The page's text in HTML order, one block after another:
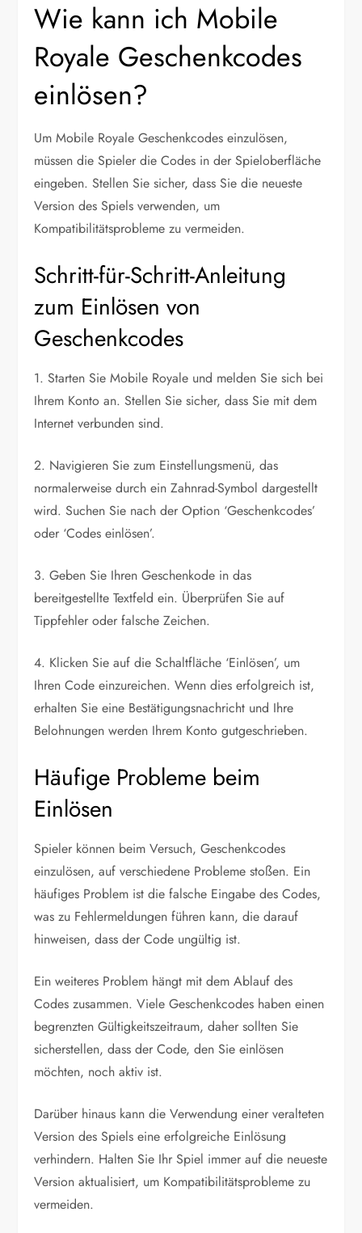
Wie kann ich Mobile
Royale Geschenkcodes
einlösen?
Um Mobile Royale Geschenkcodes einzulösen,
müssen die Spieler die Codes in der Spieloberfläche
eingeben. Stellen Sie sicher, dass Sie die neueste
Version des Spiels verwenden, um
Kompatibilitätsprobleme zu vermeiden.
Schritt-für-Schritt-Anleitung
zum Einlösen von
Geschenkcodes
1. Starten Sie Mobile Royale und melden Sie sich bei
Ihrem Konto an. Stellen Sie sicher, dass Sie mit dem
Internet verbunden sind.
2. Navigieren Sie zum Einstellungsmenü, das
normalerweise durch ein Zahnrad-Symbol dargestellt
wird. Suchen Sie nach der Option ‘Geschenkcodes’
oder ‘Codes einlösen’.
3. Geben Sie Ihren Geschenkode in das
bereitgestellte Textfeld ein. Überprüfen Sie auf
Tippfehler oder falsche Zeichen.
4. Klicken Sie auf die Schaltfläche ‘Einlösen’, um
Ihren Code einzureichen. Wenn dies erfolgreich ist,
erhalten Sie eine Bestätigungsnachricht und Ihre
Belohnungen werden Ihrem Konto gutgeschrieben.
Häufige Probleme beim
Einlösen
Spieler können beim Versuch, Geschenkcodes
einzulösen, auf verschiedene Probleme stoßen. Ein
häufiges Problem ist die falsche Eingabe des Codes,
was zu Fehlermeldungen führen kann, die darauf
hinweisen, dass der Code ungültig ist.
Ein weiteres Problem hängt mit dem Ablauf des
Codes zusammen. Viele Geschenkcodes haben einen
begrenzten Gültigkeitszeitraum, daher sollten Sie
sicherstellen, dass der Code, den Sie einlösen
möchten, noch aktiv ist.
Darüber hinaus kann die Verwendung einer veralteten
Version des Spiels eine erfolgreiche Einlösung
verhindern. Halten Sie Ihr Spiel immer auf die neueste
Version aktualisiert, um Kompatibilitätsprobleme zu
vermeiden.